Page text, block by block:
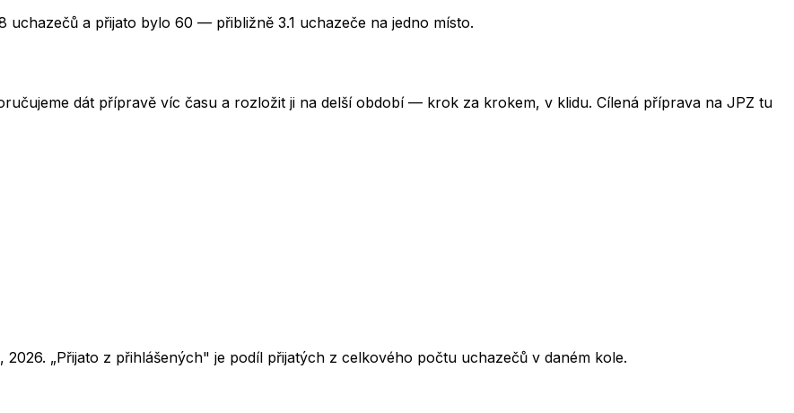
uchazečů a přijato bylo 60 — přibližně 3.1 uchazeče na jedno místo.
dát přípravě víc času a rozložit ji na delší období — krok za krokem, v klidu. Cílená příprava na JPZ tu
2026. „Přijato z přihlášených" je podíl přijatých z celkového počtu uchazečů v daném kole.